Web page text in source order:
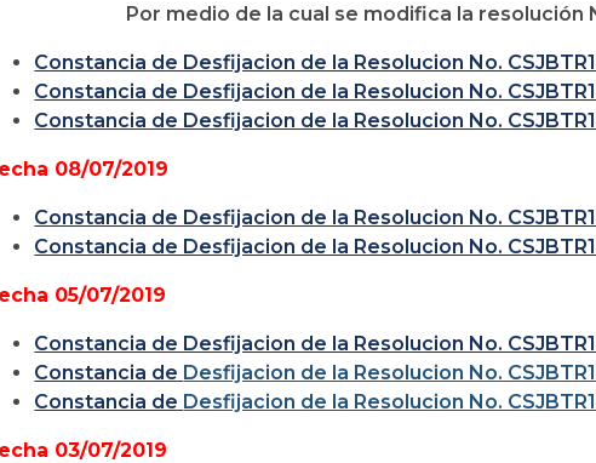
medio de la cual se modifica la resolución No.
Constancia de Desfijacion de la Resolucion No.
Constancia de Desfijacion de la Resolucion No.
Constancia de Desfijacion de la Resolucion No.
08/07/2019
Constancia de Desfijacion de la Resolucion No.
Constancia de Desfijacion de la Resolucion No.
05/07/2019
Constancia de Desfijacion de la Resolucion No.
Constancia de Desfijacion de la Resolucion No.
Constancia de Desfijacion de la Resolucion No.
03/07/2019